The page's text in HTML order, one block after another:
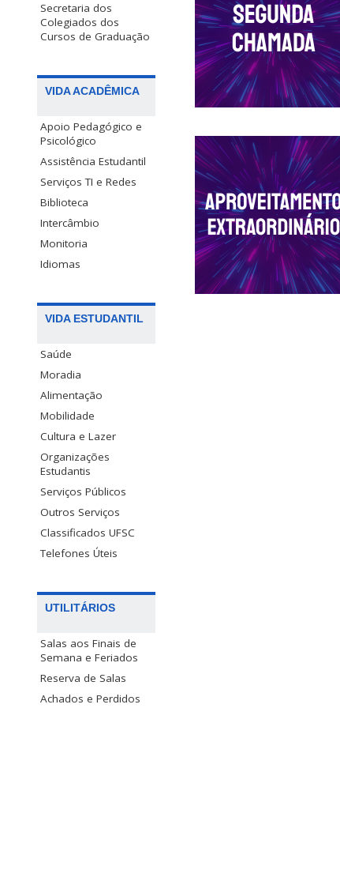
Secretaria dos
Colegiados dos
Cursos de Graduação
VIDA ACADÊMICA
Apoio Pedagógico e
Psicológico
Assistência Estudantil
Serviços TI e Redes
Biblioteca
Intercâmbio
Monitoria
Idiomas
VIDA ESTUDANTIL
Saúde
Moradia
Alimentação
Mobilidade
Cultura e Lazer
Organizações
Estudantis
Serviços Públicos
Outros Serviços
Classificados UFSC
Telefones Úteis
UTILITÁRIOS
Salas aos Finais de
Semana e Feriados
Reserva de Salas
Achados e Perdidos